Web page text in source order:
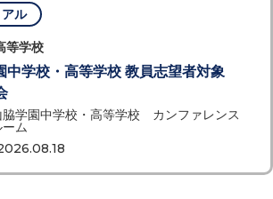
アル
等学校
中学校・高等学校 教員志望者対象
脇学園中学校・高等学校 カンファレンス
ーム